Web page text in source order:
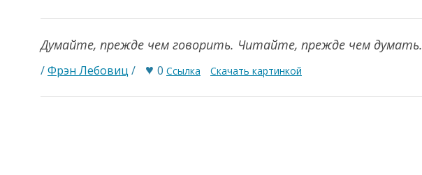
Думайте, прежде чем говорить. Читайте, прежде чем думать.
/Фрэн Лебовиц / ♥ 0 Ссылка Скачать картинкой